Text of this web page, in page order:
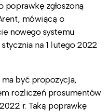
poprawkę zgłoszoną
mówiącą o
nowego systemu
na 1 lutego 2022
być propozycja,
rozliczeń prosumentów
r. Taką poprawkę